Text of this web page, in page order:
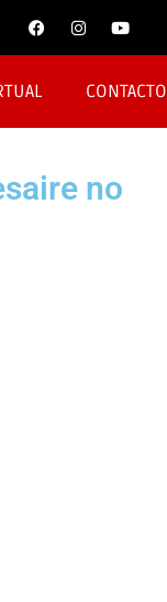
CONTACTO
no